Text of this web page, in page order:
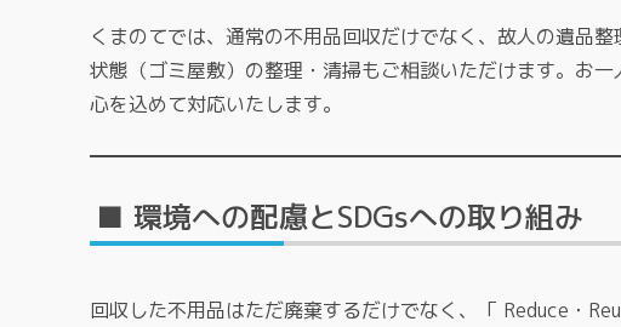
くまのてでは、通常の不用品回収だけでなく、故人の遺品
状態（ゴミ屋敷）の整理・清掃もご相談いただけます。お
心を込めて対応いたします。
■ 環境への配慮とSDGsへの取り組み
回収した不用品はただ廃棄するだけでなく、「 Reduce・